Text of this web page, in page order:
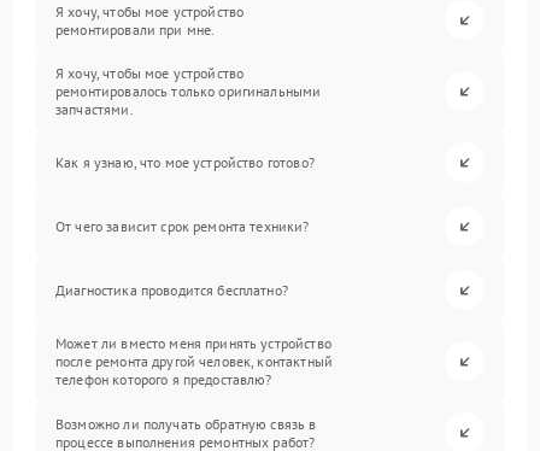
Я хочу, чтобы мое устройство
ремонтировали при мне.
Я хочу, чтобы мое устройство
ремонтировалось только оригинальными
запчастями.
Как я узнаю, что мое устройство готово?
От чего зависит срок ремонта техники?
Диагностика проводится бесплатно?
Может ли вместо меня принять устройство
после ремонта другой человек, контактный
телефон которого я предоставлю?
Возможно ли получать обратную связь в
процессе выполнения ремонтных работ?